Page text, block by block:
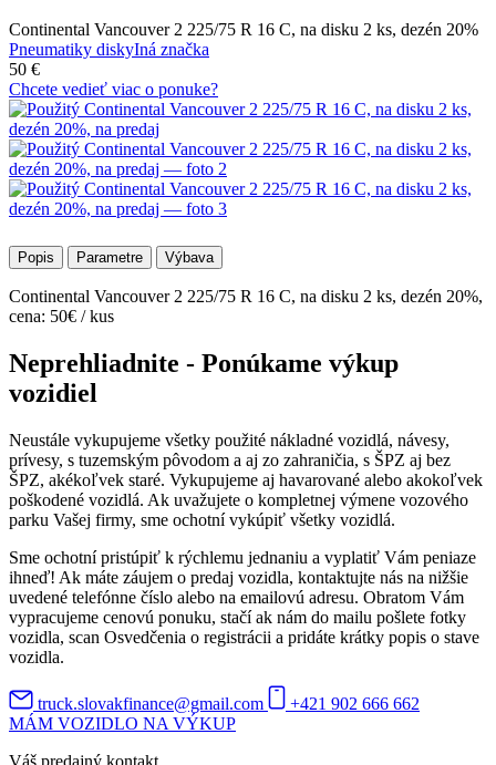
Continental Vancouver 2 225/75 R 16 C, na disku 2 ks, dezén 20%
Pneumatiky diskyIná značka
50 €
Chcete vedieť viac o ponuke?
Popis Parametre Výbava
Continental Vancouver 2 225/75 R 16 C, na disku 2 ks, dezén 20%,
cena: 50€ / kus
Neprehliadnite - Ponúkame výkup
vozidiel
Neustále vykupujeme všetky použité nákladné vozidlá, návesy,
prívesy, s tuzemským pôvodom a aj zo zahraničia, s ŠPZ aj bez
ŠPZ, akékoľvek staré. Vykupujeme aj havarované alebo akokoľvek
poškodené vozidlá. Ak uvažujete o kompletnej výmene vozového
parku Vašej firmy, sme ochotní vykúpiť všetky vozidlá.
Sme ochotní pristúpiť k rýchlemu jednaniu a vyplatiť Vám peniaze
ihneď! Ak máte záujem o predaj vozidla, kontaktujte nás na nižšie
uvedené telefónne číslo alebo na emailovú adresu. Obratom Vám
vypracujeme cenovú ponuku, stačí ak nám do mailu pošlete fotky
vozidla, scan Osvedčenia o registrácii a pridáte krátky popis o stave
vozidla.
truck.slovakfinance@gmail.com
+421 902 666 662
MÁM VOZIDLO NA VÝKUP